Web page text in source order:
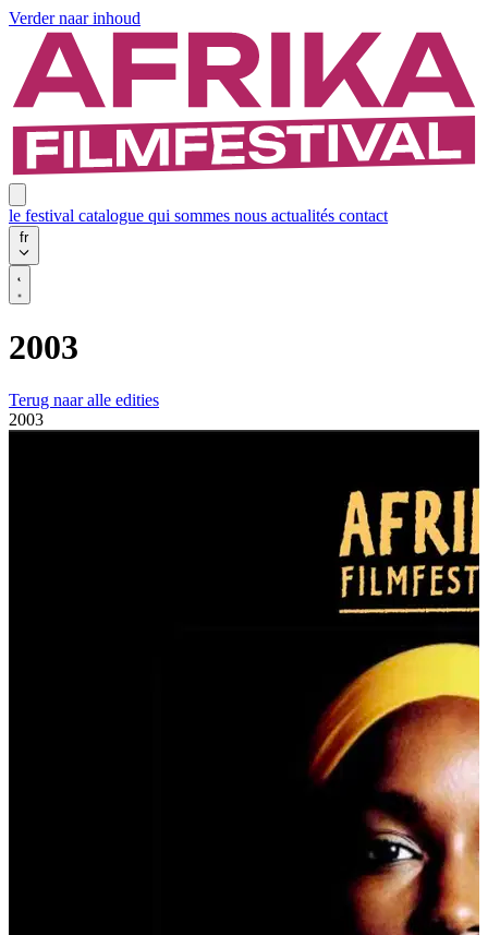
Verder naar inhoud
le festival catalogue qui sommes nous actualités contact
fr
2003
Terug naar alle edities
2003